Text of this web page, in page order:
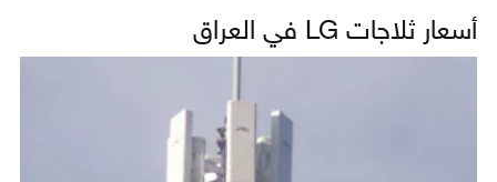
أسعار ثلاجات LG في العراق